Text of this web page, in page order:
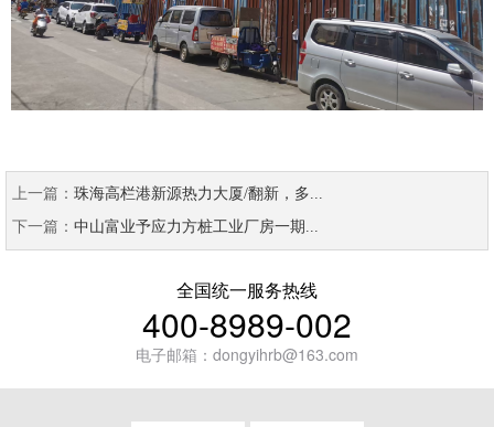
上一篇： 珠海高栏港新源热力大厦/翻新，多...
下一篇： 中山富业予应力方桩工业厂房一期...
全国统一服务热线
400-8989-002
电子邮箱：dongyihrb@163.com